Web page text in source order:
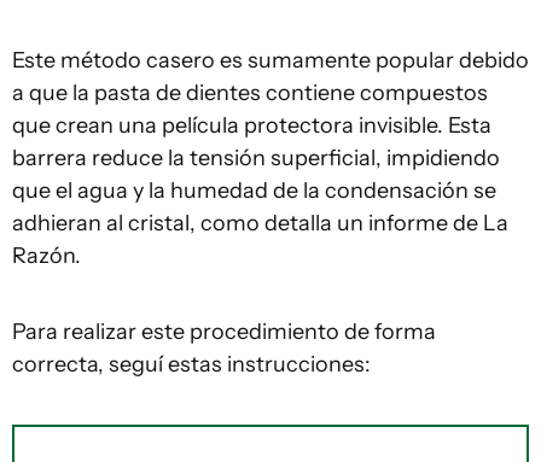
Este método casero es sumamente popular debido
a que la pasta de dientes contiene compuestos
que crean una película protectora invisible. Esta
barrera reduce la tensión superficial, impidiendo
que el agua y la humedad de la condensación se
adhieran al cristal, como detalla un informe de La
Razón.
Para realizar este procedimiento de forma
correcta, seguí estas instrucciones: